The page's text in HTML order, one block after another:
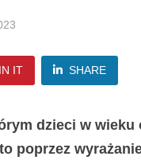
IT SHARE
dzieci w wieku
poprzez